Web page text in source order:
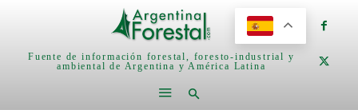
Fuente de información forestal, foresto-industrial y
ambiental de Argentina y América Latina